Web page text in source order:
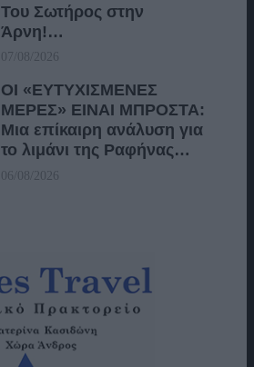
Του Σωτήρος στην
Άρνη!…
07/08/2026
ΟΙ «ΕΥΤΥΧΙΣΜΕΝΕΣ
ΜΕΡΕΣ» ΕΙΝΑΙ ΜΠΡΟΣΤΑ:
Μια επίκαιρη ανάλυση για
το λιμάνι της Ραφήνας…
06/08/2026